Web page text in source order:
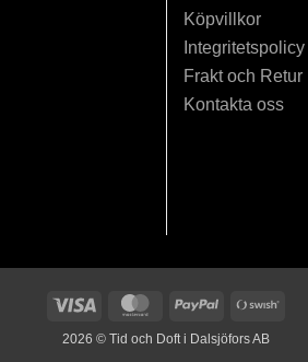
Köpvillkor
Integritetspolicy
Frakt och Retur
Kontakta oss
MasterCardPayPal
Swish
2026 © Tid och Doft i Dalsjöfors AB